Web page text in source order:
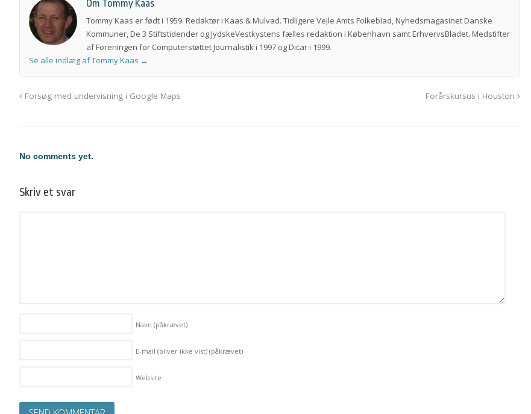
Om Tommy Kaas
Tommy Kaas er født i 1959. Redaktør i Kaas & Mulvad. Tidligere Vejle Amts Folkeblad, Nyhedsmagasinet Danske
Kommuner, De 3 Stiftstidender og JydskeVestkystens fælles redaktion i København samt ErhvervsBladet. Medstifter
af Foreningen for Computerstøttet Journalistik i 1997 og Dicar i 1999.
Se alle indlæg af Tommy Kaas →
Forsøg med undervisning i Google Maps Forårskursus i Houston
No comments yet.
Skriv et svar
Navn (påkrævet)
E-mail (bliver ikke vist) (påkrævet)
Website